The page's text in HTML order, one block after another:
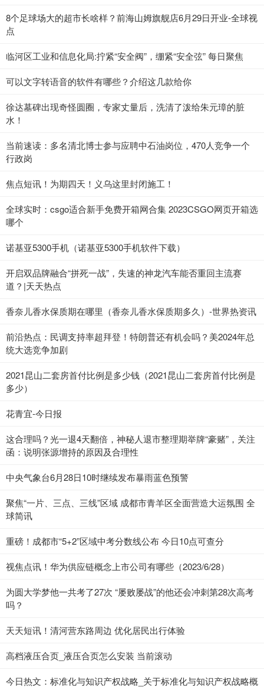
8个足球场大的超市长啥样？前海山姆旗舰店6月29日开业-全球视
点
临河区工业和信息化局:拧紧“安全阀”，绷紧“安全弦” 每日聚焦
可以文字转语音的软件有哪些？介绍这几款给你
徐达墓碑出现奇怪圆圈，专家丈量后，洗清了泼给朱元璋的脏
水！
当前速读：多名清北博士参与应聘中石油岗位，470人竞争一个
行政岗
焦点短讯！为期四天！义乌这里封闭施工！
全球实时：csgo适合新手免费开箱网合集 2023CSGO网页开箱选
哪个
诺基亚5300手机（诺基亚5300手机软件下载）
开启双品牌融合“拼死一战”，失速的神龙汽车能否重回主流赛
道？|天天热点
香奈儿香水保质期在哪里（香奈儿香水保质期多久）-世界热资讯
前沿热点：民调支持率超拜登！特朗普还有机会吗？美2024年总
统大选竞争加剧
2021昆山二套房首付比例是多少钱（2021昆山二套房首付比例是
多少）
花青宜-今日报
这合理吗？光一退4天翻倍，神秘人退市整理期举牌“豪赌”，关注
函：说明张源增持的原因及合理性
中央气象台6月28日10时继续发布暴雨蓝色预警
聚焦“一片、三点、三线”区域 成都市青羊区全面营造大运氛围 全
球简讯
重磅！成都市“5+2”区域中考分数线公布 今日10点可查分
视焦点讯！华为供应链概念上市公司有哪些（2023/6/28）
为圆大学梦他一共考了27次 “屡败屡战”的他还会冲刺第28次高考
吗？
天天短讯！清河营东路周边 优化居民出行体验
高档液压合页_液压合页怎么安装 当前滚动
今日热文：标准化与知识产权战略_关于标准化与知识产权战略概